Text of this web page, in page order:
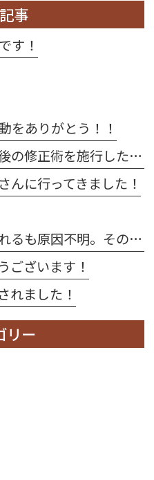
事
す！
をありがとう！！
他院で行われた包茎手術後の修正術を施行した2例
んに行ってきました！
意識消失して救急搬送されるも原因不明。その後、当院受診して右卵巣出血が発覚した1例
ございます！
れました！
リー